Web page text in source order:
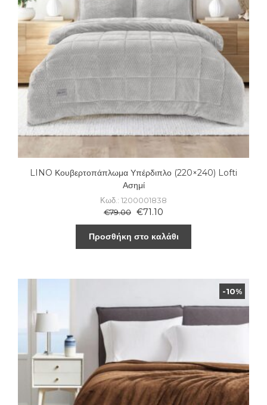
LINO Κουβερτοπάπλωμα Υπέρδιπλο (220×240) Lofti
Ασημί
Κωδ.: 1200001838
€79.00 €71.10
Προσθήκη στο καλάθι
-10%